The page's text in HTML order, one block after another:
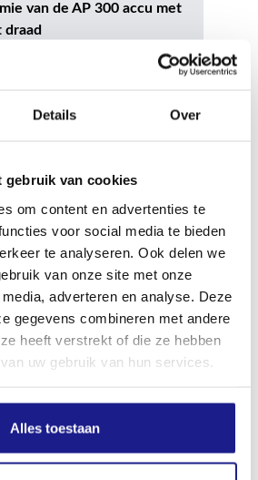
Details Over
gebruik van cookies
om content en advertenties te
voor social media te bieden
te analyseren. Ook delen we
van onze site met onze
adverteren en analyse. Deze
gegevens combineren met andere
heeft verstrekt of die ze hebben
uw gebruik van hun services.
Alles toestaan
van de AP 300 accu met
draad
van de AP 300 accu met
messen
van de AP 300 accu met
kunststof messen
van de AP 300 S accu met
van de AP 300 S accu met
draad